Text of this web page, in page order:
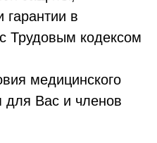
в
Трудовым кодексом
медицинского
для Вас и членов